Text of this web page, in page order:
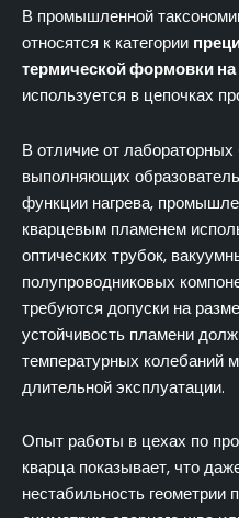
В промышленной
относятся к категории
термической формовки
используется в цепочках
В отличие от лабораторных
выполняющих
функции нагрева,
кварцевым пламенем
оптических трубок,
полупроводниковых
требуются допуски на
устойчивость пламени
температурных колебаний
длительной эксплуатации.
Опыт работы в цехах по
кварца показывает, что
нестабильность геометрии